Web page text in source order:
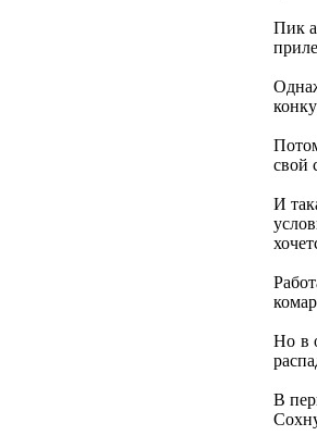
Пик
свой
И
Но в
В